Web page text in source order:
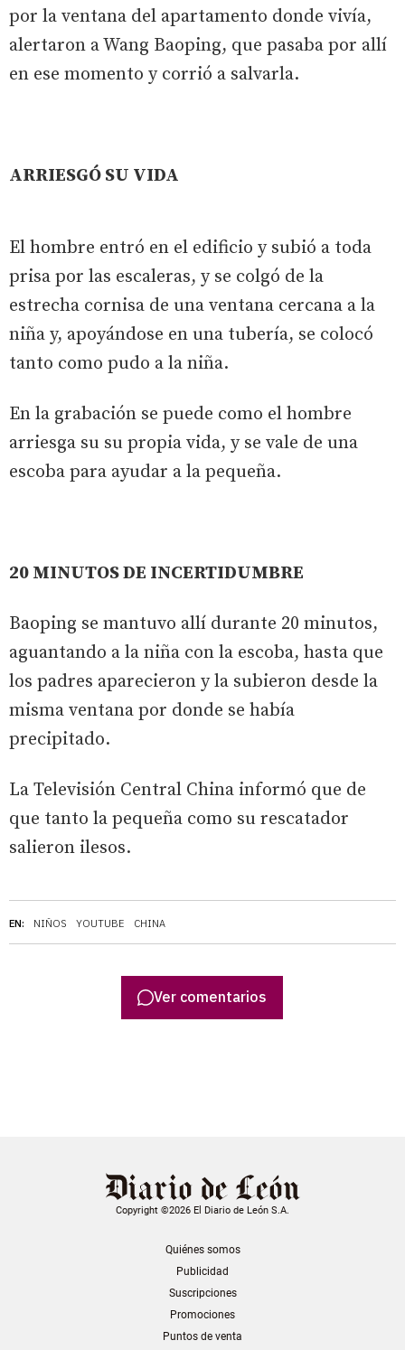
EN: NIÑOS YOUTUBE CHINA
por la ventana del apartamento donde vivía,
alertaron a Wang Baoping, que pasaba por allí
en ese momento y corrió a salvarla.
ARRIESGÓ SU VIDA
El hombre entró en el edificio y subió a toda
prisa por las escaleras, y se colgó de la
estrecha cornisa de una ventana cercana a la
niña y, apoyándose en una tubería, se colocó
tanto como pudo a la niña.
En la grabación se puede como el hombre
arriesga su su propia vida, y se vale de una
escoba para ayudar a la pequeña.
20 MINUTOS DE INCERTIDUMBRE
Baoping se mantuvo allí durante 20 minutos,
aguantando a la niña con la escoba, hasta que
los padres aparecieron y la subieron desde la
misma ventana por donde se había
precipitado.
La Televisión Central China informó que de
que tanto la pequeña como su rescatador
salieron ilesos.
Ver comentarios
Copyright ©2026 El Diario de León S.A.
Quiénes somos
Publicidad
Suscripciones
Promociones
Puntos de venta